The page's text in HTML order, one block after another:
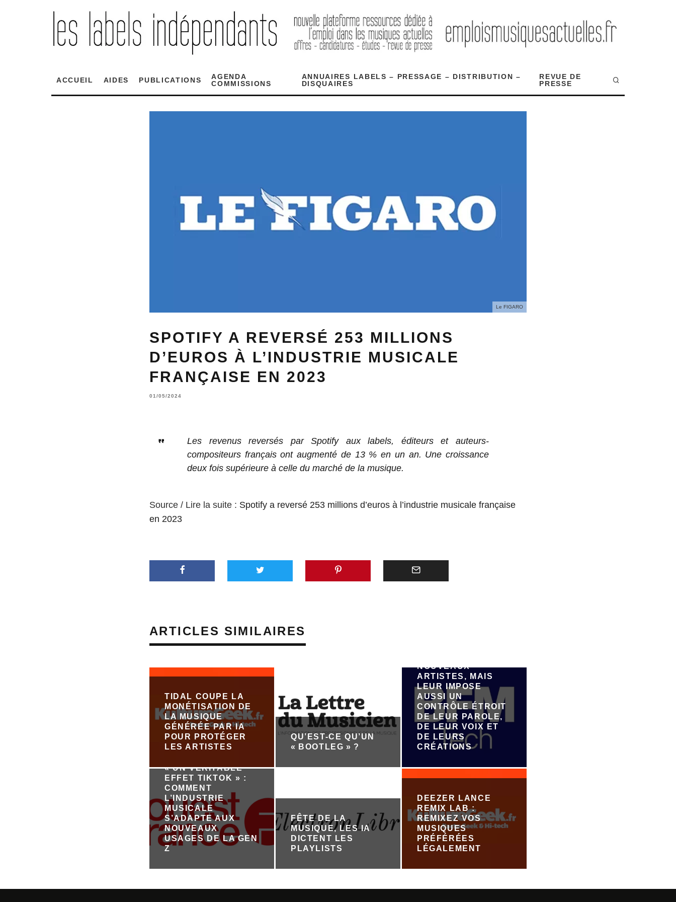
ACCUEIL AIDES PUBLICATIONS
AGENDA
COMMISSIONS
ANNUAIRES LABELS – PRESSAGE – DISTRIBUTION –
DISQUAIRES
REVUE DE
PRESSE
Le FIGARO
SPOTIFY A REVERSÉ 253 MILLIONS
D’EUROS À L’INDUSTRIE MUSICALE
FRANÇAISE EN 2023
01/05/2024
Les revenus reversés par Spotify aux labels, éditeurs et auteurs-
compositeurs français ont augmenté de 13 % en un an. Une croissance
deux fois supérieure à celle du marché de la musique.
Source / Lire la suite : Spotify a reversé 253 millions d’euros à l’industrie musicale française
en 2023
ARTICLES SIMILAIRES
TIDAL COUPE LA
MONÉTISATION DE
LA MUSIQUE
GÉNÉRÉE PAR IA
POUR PROTÉGER
LES ARTISTES
QU’EST-CE QU’UN
« BOOTLEG » ?
NOUVEAUX
ARTISTES, MAIS
LEUR IMPOSE
AUSSI UN
CONTRÔLE ÉTROIT
DE LEUR PAROLE,
DE LEUR VOIX ET
DE LEURS
CRÉATIONS
« UN VÉRITABLE
EFFET TIKTOK » :
COMMENT
L’INDUSTRIE
MUSICALE
S’ADAPTE AUX
NOUVEAUX
USAGES DE LA GEN
Z
FÊTE DE LA
MUSIQUE, LES IA
DICTENT LES
PLAYLISTS
DEEZER LANCE
REMIX LAB :
REMIXEZ VOS
MUSIQUES
PRÉFÉRÉES
LÉGALEMENT